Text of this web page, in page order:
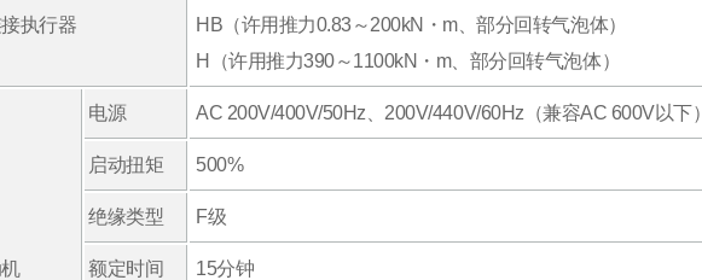
执行器
HB（许用推力0.83～200kN・m、部分回转气泡体）
H（许用推力390～1100kN・m、部分回转气泡体）
电源 AC 200V/400V/50Hz、200V/440V/60Hz（兼容AC 600V以下）
启动扭矩 500%
绝缘类型 F级
额定时间 15分钟